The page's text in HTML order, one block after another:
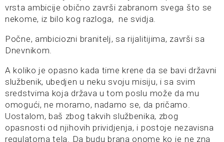
vrsta ambicije obično završi zabranom svega što se
nekome, iz bilo kog razloga, ne svidja.
Počne, ambiciozni branitelj, sa rijalitijima, završi sa
Dnevnikom.
A koliko je opasno kada time krene da se bavi državni
službenik, ubedjen u neku svoju misiju, i sa svim
sredstvima koja država u tom poslu može da mu
omogući, ne moramo, nadamo se, da pričamo.
Uostalom, baš zbog takvih službenika, zbog
opasnosti od njihovih prividjenja, i postoje nezavisna
regulatorna tela. Da budu brana onome ko je ne zna